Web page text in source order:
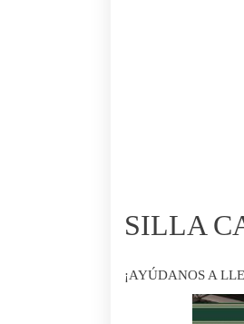
SILLA
¡AYÚDANOS A